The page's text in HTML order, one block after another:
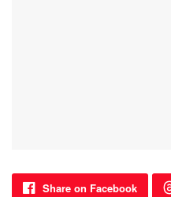
Share on Facebook